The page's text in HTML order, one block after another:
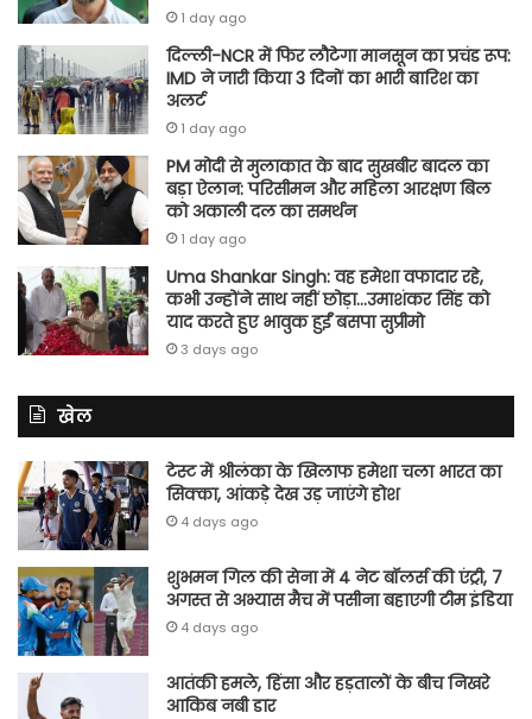
1 day ago
दिल्ली-NCR में फिर लौटेगा मानसून का प्रचंड रूप:
IMD ने जारी किया 3 दिनों का भारी बारिश का
अलर्ट
1 day ago
PM मोदी से मुलाकात के बाद सुखबीर बादल का
बड़ा ऐलान: परिसीमन और महिला आरक्षण बिल
को अकाली दल का समर्थन
1 day ago
Uma Shankar Singh: वह हमेशा वफादार रहे,
कभी उन्होंने साथ नहीं छोड़ा…उमाशंकर सिंह को
याद करते हुए भावुक हुईं बसपा सुप्रीमो
3 days ago
खेल
टेस्ट में श्रीलंका के खिलाफ हमेशा चला भारत का
सिक्का, आंकड़े देख उड़ जाएंगे होश
4 days ago
शुभमन गिल की सेना में 4 नेट बॉलर्स की एंट्री, 7
अगस्त से अभ्यास मैच में पसीना बहाएगी टीम इंडिया
4 days ago
आतंकी हमले, हिंसा और हड़तालों के बीच निखरे
आकिब नबी डार